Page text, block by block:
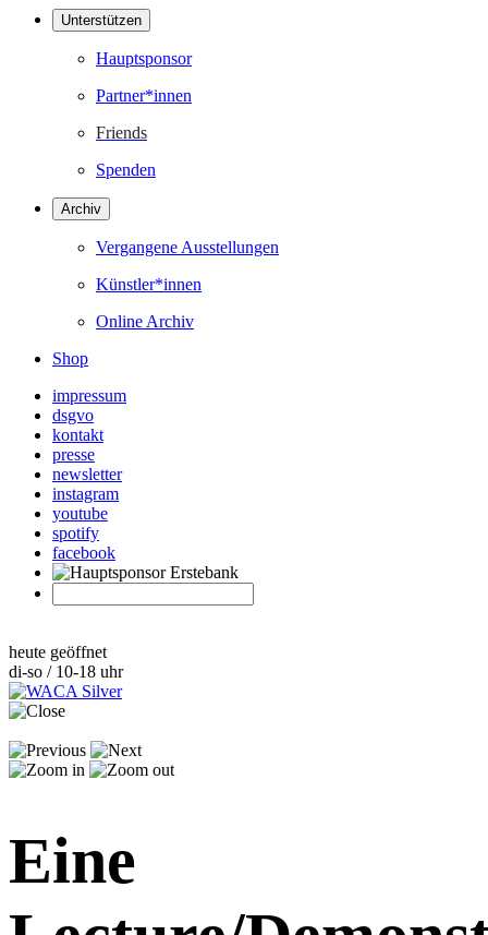
Unterstützen
Hauptsponsor
Partner*innen
Friends
Spenden
Archiv
Vergangene Ausstellungen
Künstler*innen
Online Archiv
Shop
impressum
dsgvo
kontakt
presse
newsletter
instagram
youtube
spotify
facebook
heute geöffnet
di-so / 10-18 uhr
Eine